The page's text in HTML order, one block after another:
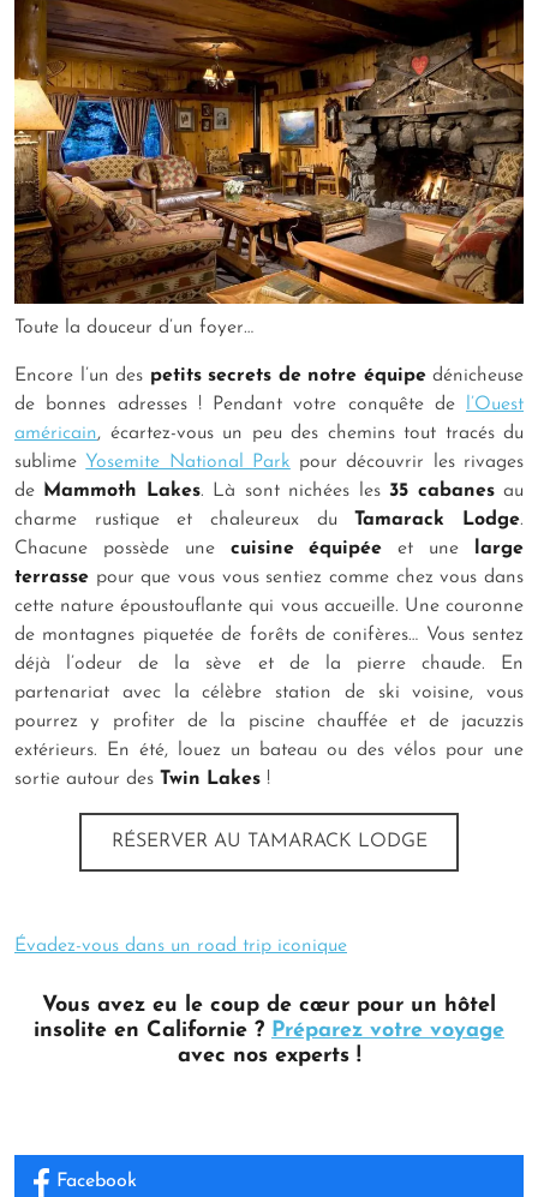
Toute la douceur d’un foyer…
Encore l’un des petits secrets de notre équipedénicheuse
de bonnes adresses ! Pendant votre conquête de
l’Ouest
américain, écartez-vous un peu des chemins tout tracés du
sublime Yosemite National Park pour découvrir les rivages
de
Mammoth Lakes. Là sont nichées les35 cabanesau
charme rustique et chaleureux duTamarack Lodge.
Chacune possède une cuisine équipéeet une
large
terrasse pour que vous vous sentiez comme chez vous dans
cette nature époustouflante qui vous accueille. Une couronne
de montagnes piquetée de forêts de conifères… Vous sentez
déjà l’odeur de la sève et de la pierre chaude. En
partenariat avec la célèbre station de ski voisine, vous
pourrez y profiter de la piscine chauffée et de jacuzzis
extérieurs. En été, louez un bateau ou des vélos pour une
sortie autour des Twin Lakes !
RÉSERVER AU TAMARACK LODGE
Évadez-vous dans un road trip iconique
Vous avez eu le coup de cœur pour un hôtel
insolite en Californie ? Préparez votre voyage
avec nos experts !
Facebook